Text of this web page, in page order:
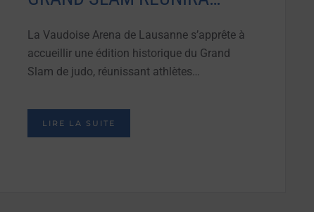
La Vaudoise Arena de Lausanne s’apprête à
accueillir une édition historique du Grand
Slam de judo, réunissant athlètes…
LIRE LA SUITE